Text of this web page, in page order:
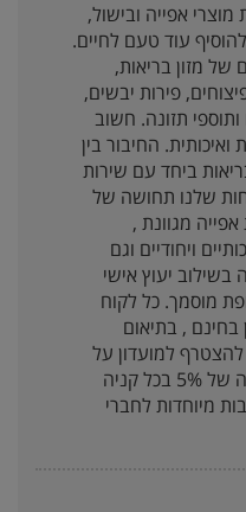
אפייה ובישול,
עוד טעם לחיים.
של מזון בריאות,
פירות יבשים,
ותוספי תזונה. חשוב
ואיכותית. החיבור בין
ביחד עם שירות
שלנו תחושה של
מגוונת ,
ויחודיים וגם
בשילוב יעוץ אישי
מוסמך. כל לקוח
בחינם , בתיאום
למועדון על
המשקל להנות מהנחה קבועה של 5% בכל קניה
מיוחדות לחברי